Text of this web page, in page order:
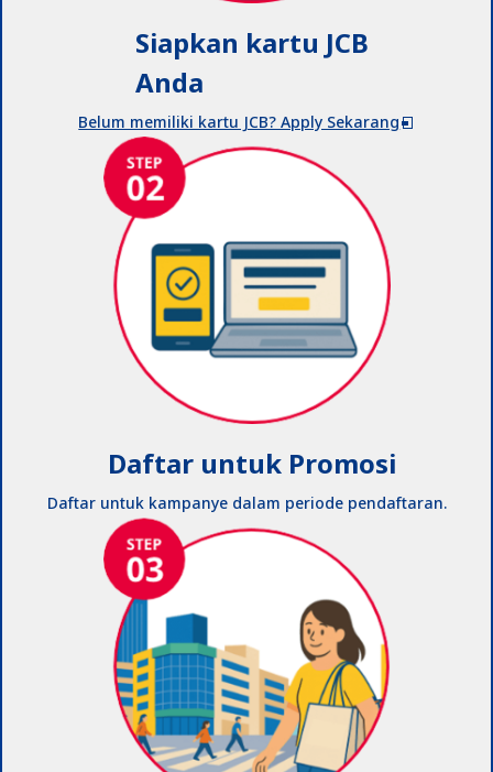
Siapkan kartu JCB
Anda
Belum memiliki kartu JCB? Apply Sekarang
Daftar untuk Promosi
Daftar untuk kampanye dalam periode pendaftaran.